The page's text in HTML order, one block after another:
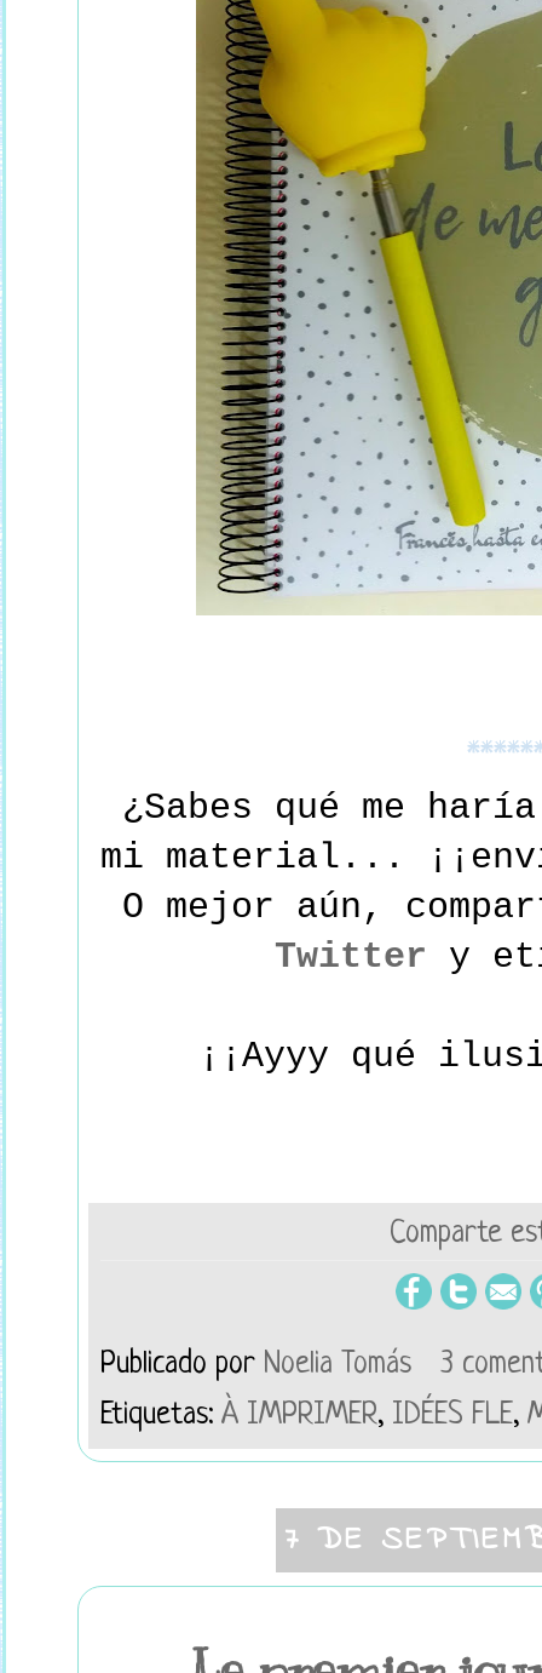
¿Sabes qué me
mi material...
O mejor aún,
Twitter y
¡¡Ayyy qué
Comparte
Publicado por Noelia Tomás
3
Etiquetas: À IMPRIMER, IDÉES FLE,
7 DE